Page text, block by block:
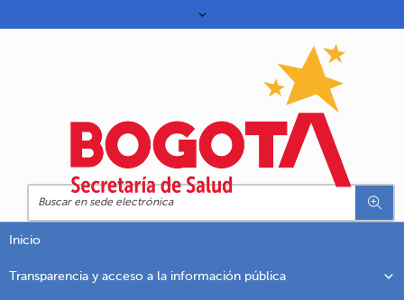
Inicio
Transparencia y acceso a la información pública